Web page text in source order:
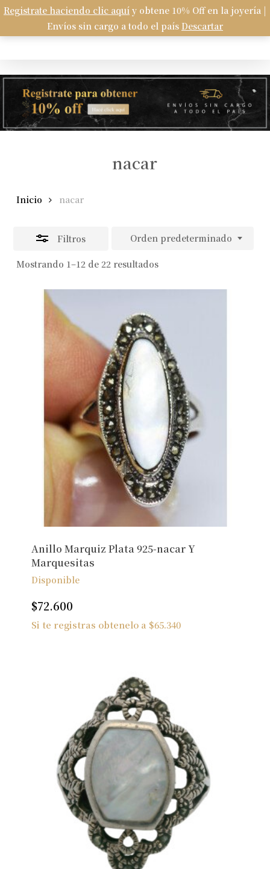
Registrate haciendo clic aquí y obtene 10% Off en la joyería |
Envíos sin cargo a todo el país Descartar
Skip
main
search
Carrito Cart
nacar
Inicio nacar
Filtros
Mostrando 1–12 de 22 resultados
Orden predeterminado
Anillo Marquiz Plata 925-nacar Y
Marquesitas
Disponible
$72.600
Si te registras obtenelo a $65.340